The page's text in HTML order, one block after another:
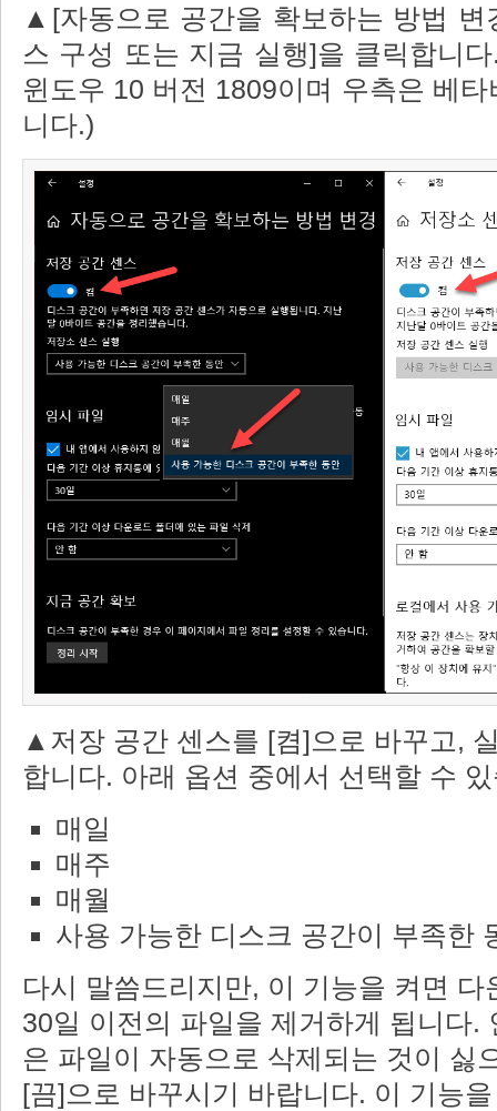
▲[자동으로 공간을 확보하는 방법 변
스 구성 또는 지금 실행]을 클릭합니
윈도우 10 버전 1809이며 우측은 베
니다.)
▲저장 공간 센스를 [켬]으로 바꾸고,
합니다. 아래 옵션 중에서 선택할 수
매일
매주
매월
사용 가능한 디스크 공간이 부족한
다시 말씀드리지만, 이 기능을 켜면 다
30일 이전의 파일을 제거하게 됩니다.
은 파일이 자동으로 삭제되는 것이 싫
[끔]으로 바꾸시기 바랍니다. 이 기능